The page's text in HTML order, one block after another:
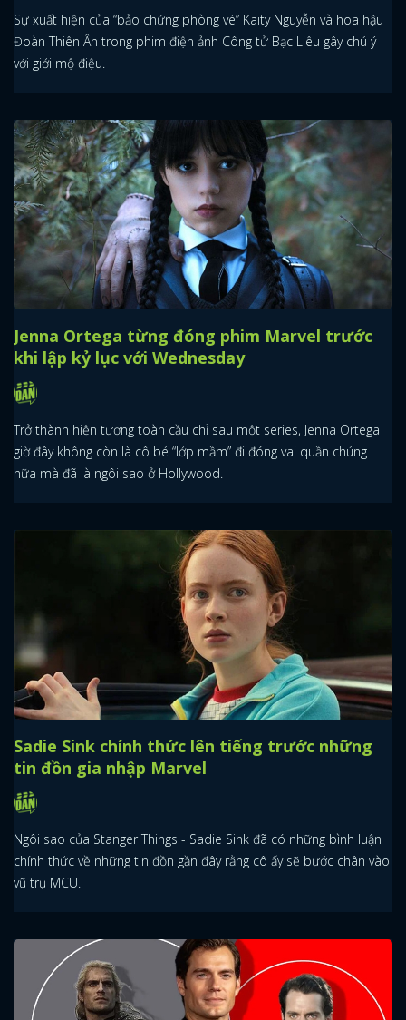
Sự xuất hiện của “bảo chứng phòng vé” Kaity Nguyễn và hoa hậu
Đoàn Thiên Ân trong phim điện ảnh Công tử Bạc Liêu gây chú ý
với giới mộ điệu.
Jenna Ortega từng đóng phim Marvel trước
khi lập kỷ lục với Wednesday
Trở thành hiện tượng toàn cầu chỉ sau một series, Jenna Ortega
giờ đây không còn là cô bé “lớp mầm” đi đóng vai quần chúng
nữa mà đã là ngôi sao ở Hollywood.
Sadie Sink chính thức lên tiếng trước những
tin đồn gia nhập Marvel
Ngôi sao của Stanger Things - Sadie Sink đã có những bình luận
chính thức về những tin đồn gần đây rằng cô ấy sẽ bước chân vào
vũ trụ MCU.